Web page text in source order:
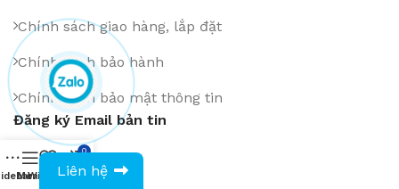
Chính sách giao hàng, lắp đặt
Chính sách bảo hành
Chính sách bảo mật thông tin
Đăng ký Email bản tin
MenuWishlistCompare
0
Cart
Liên hệ
0943594386